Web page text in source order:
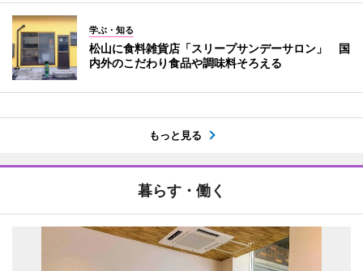
学ぶ・知る
松山に食料雑貨店「スリープサンデーサロン」 国
内外のこだわり食品や調味料そろえる
もっと見る
暮らす・働く